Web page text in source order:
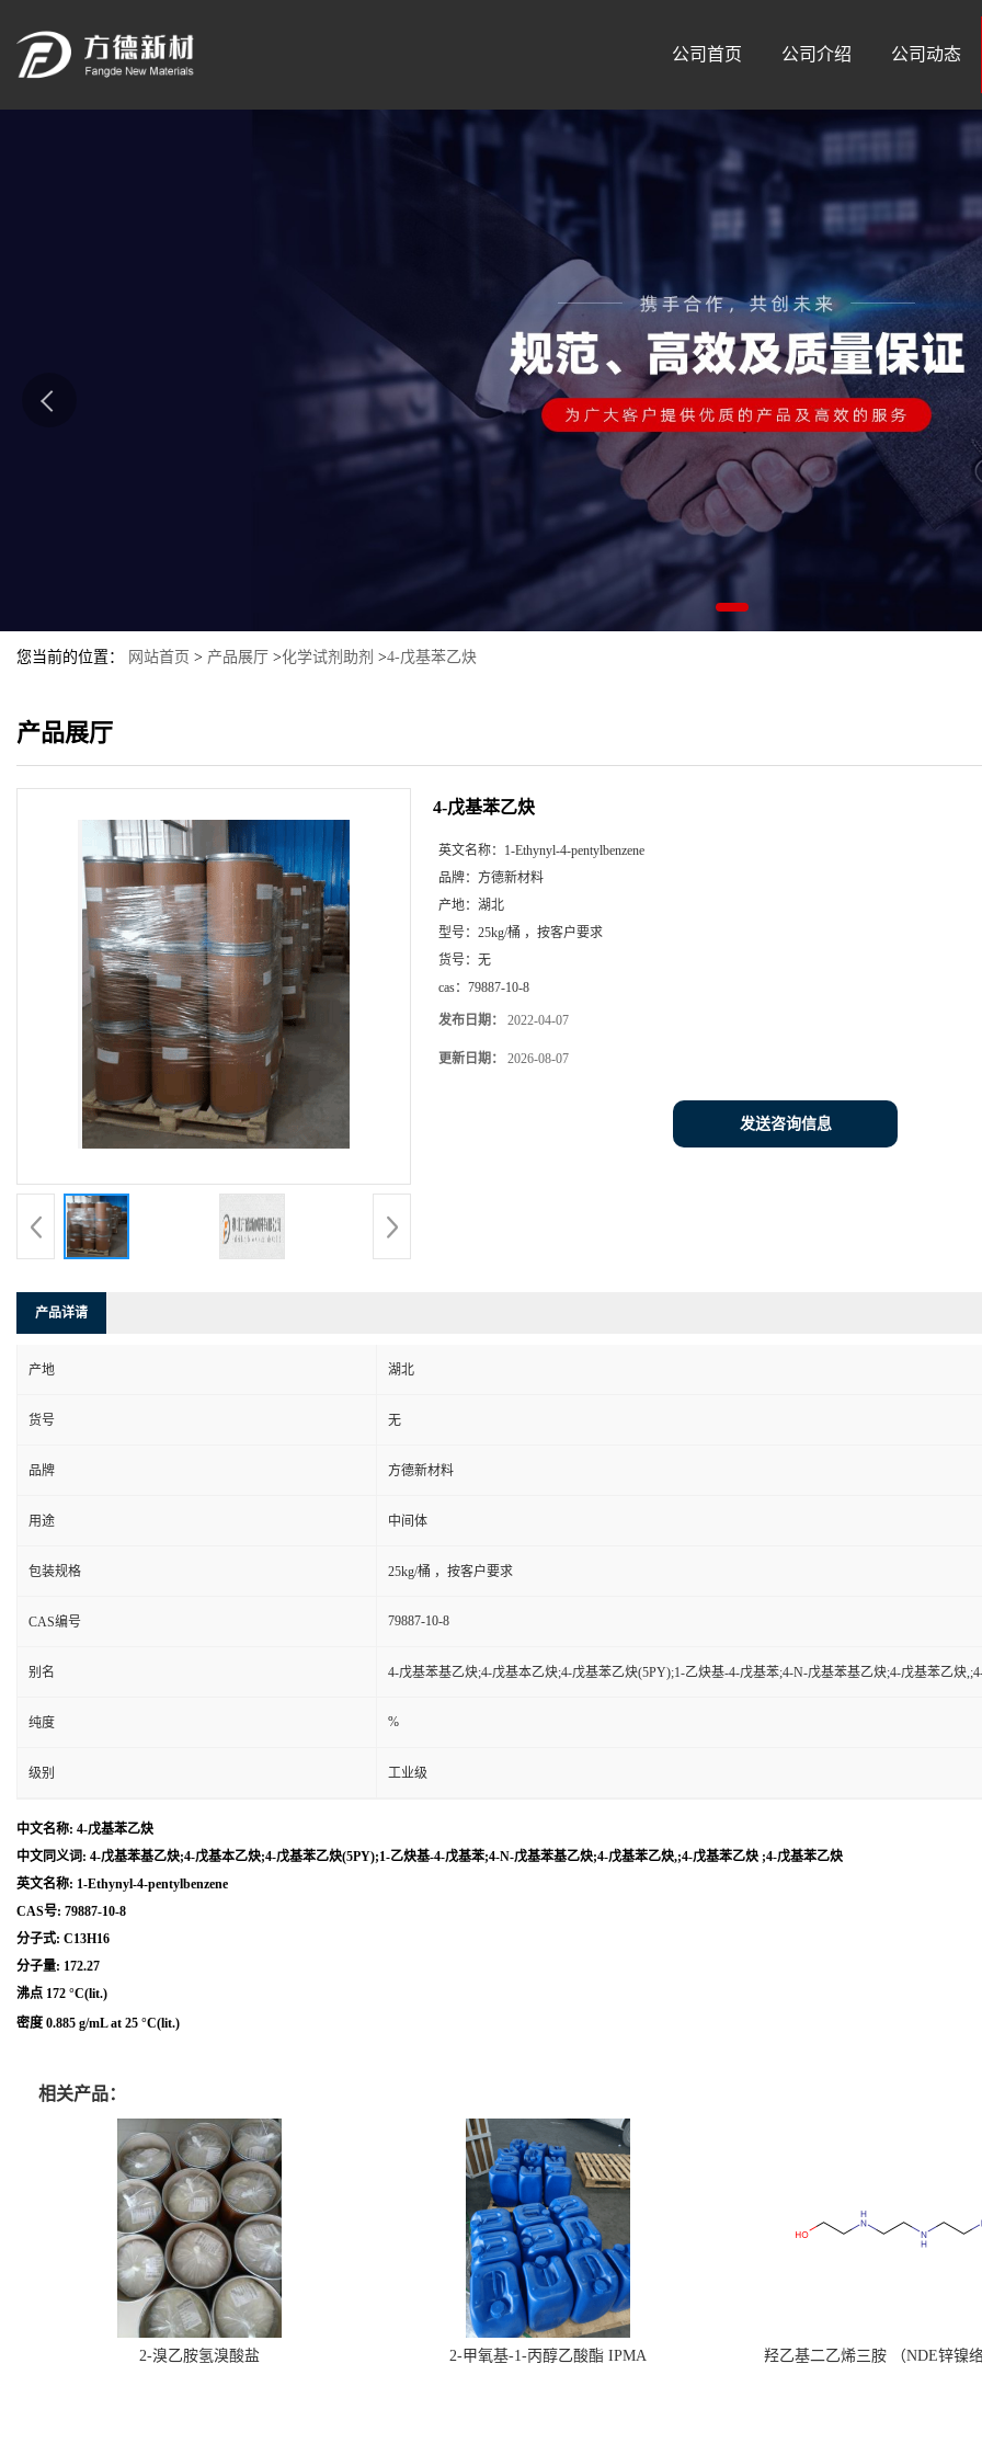
公司首页 公司介绍 公司动态
您当前的位置： 网站首页 > 产品展厅 >化学试剂助剂 >4-戊基苯乙炔
产品展厅
4-戊基苯乙炔
英文名称： 1-Ethynyl-4-pentylbenzene
品牌： 方德新材料
产地： 湖北
型号： 25kg/桶 ，按客户要求
货号： 无
cas： 79887-10-8
发布日期： 2022-04-07
更新日期： 2026-08-07
发送咨询信息
产品详请
产地 湖北
货号 无
品牌 方德新材料
用途 中间体
包装规格 25kg/桶 ，按客户要求
CAS编号 79887-10-8
别名 4-戊基苯基乙炔;4-戊基本乙炔;4-戊基苯乙炔(5PY);1-乙炔基-4-戊基苯;4-N-戊基苯基乙炔;4-戊基苯乙炔
纯度 %
级别 工业级
中文名称: 4-戊基苯乙炔
中文同义词: 4-戊基苯基乙炔;4-戊基本乙炔;4-戊基苯乙炔(5PY);1-乙炔基-4-戊基苯;4-N-戊基苯基乙炔;4-戊基苯乙炔,;4-戊基苯乙炔 ;4-戊基苯乙炔
英文名称: 1-Ethynyl-4-pentylbenzene
CAS号: 79887-10-8
分子式: C13H16
分子量: 172.27
沸点 172 °C(lit.)
密度 0.885 g/mL at 25 °C(lit.)
相关产品：
2-溴乙胺氢溴酸盐 2-甲氧基-1-丙醇乙酸酯 IPMA 羟乙基二乙烯三胺 （NDE锌镍络